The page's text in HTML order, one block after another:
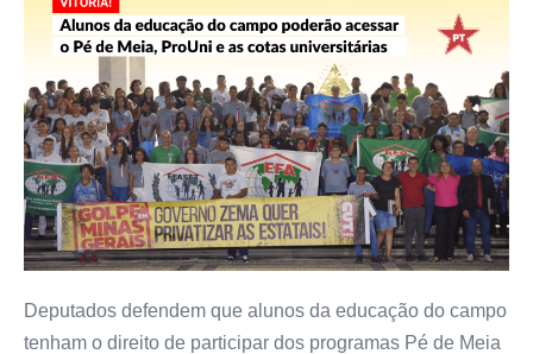
Deputados defendem que alunos da educação do campo
tenham o direito de participar dos programas Pé de Meia